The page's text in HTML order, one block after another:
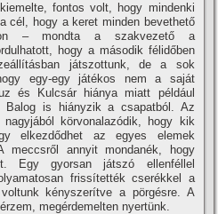
fontos volt, hogy mindenki
cél, hogy a keret minden bevethető
– mondta a szakvezető a
hogy a második félidőben
játszottunk, de a sok
egy-egy játékos nem a saját
és Kulcsár hiánya miatt például
Balog is hiányzik a csapatból. Az
körvonalazódik, hogy kik
elkezdődhet az egyes elemek
meccsről annyit mondanék, hogy
Egy gyorsan játszó ellenféllel
frissí­tették cserékkel a
kényszerí­tve a pörgésre. A
megérdemelten nyertünk.